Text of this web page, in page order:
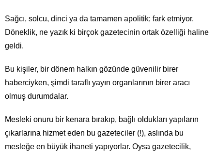
Sağcı, solcu, dinci ya da tamamen apolitik; fark etmiyor.
Döneklik, ne yazık ki birçok gazetecinin ortak özelliği haline
geldi.
Bu kişiler, bir dönem halkın gözünde güvenilir birer
haberciyken, şimdi taraflı yayın organlarının birer aracı
olmuş durumdalar.
Mesleki onuru bir kenara bırakıp, bağlı oldukları yapıların
çıkarlarına hizmet eden bu gazeteciler (!), aslında bu
mesleğe en büyük ihaneti yapıyorlar. Oysa gazetecilik,